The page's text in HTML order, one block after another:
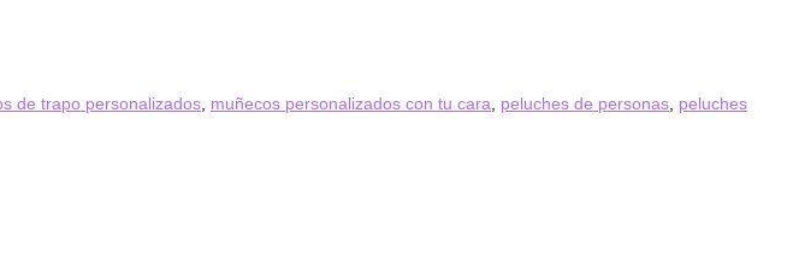
de trapo personalizados muñecos personalizados con tu cara peluches de personas peluches